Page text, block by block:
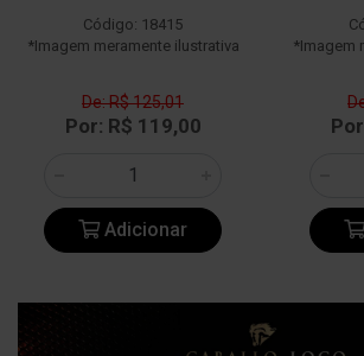
Código: 18415
*Imagem meramente ilustrativa
De: R$ 125,01
Por: R$ 119,00
Adicionar
*Imagem